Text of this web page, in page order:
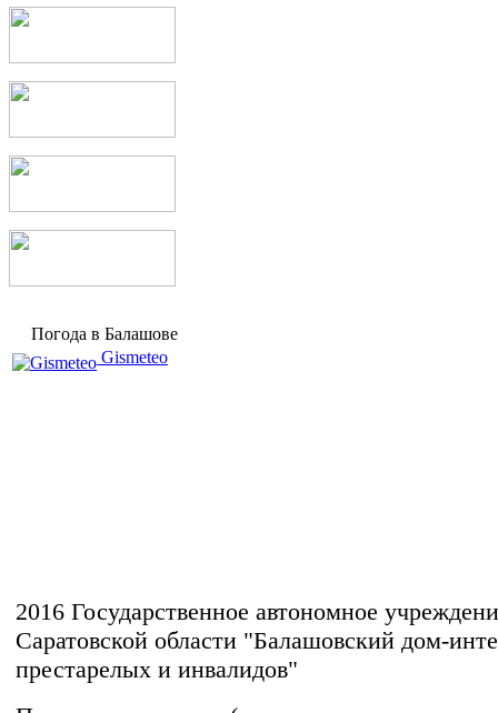
Погода в Балашове
Gismeteo
2016 Государственное автономное
Саратовской области "Балашовский дом-
престарелых и инвалидов"